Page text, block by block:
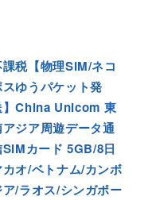
税【物理SIM/ネコ
ゆうパケット発
】China Unicom 東
ジア周遊データ通
SIMカード5GB/8日
カオ/ベトナム/カンボ
ア/ラオス/シンガポー